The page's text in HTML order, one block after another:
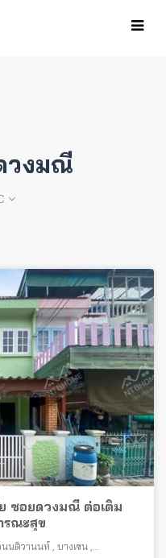
วงมณี
ซอยดวงมณี ต่อเติม
รณะสุข
นนติวานนท์ บางเขน